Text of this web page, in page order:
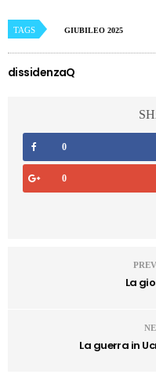
TAGS GIUBILEO 2025
dissidenzaQ
0
0
La
La guerra in